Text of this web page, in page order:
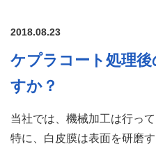
2018.08.23
ケプラコート処理
すか？
当社では、機械加工は行っ
特に、白皮膜は表面を研磨